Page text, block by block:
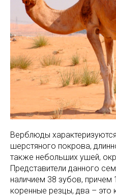
Верблюды
шерстяного покрова,
также небольших ушей,
Представители данного
наличием 38 зубов, причем
коренные резцы, два – это